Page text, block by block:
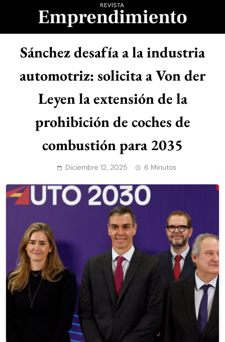
Revista
Emprendimiento
Sánchez desafía a la industria
automotriz: solicita a Von der
Leyen la extensión de la
prohibición de coches de
combustión para 2035
Diciembre 12, 2025 6 Minutos